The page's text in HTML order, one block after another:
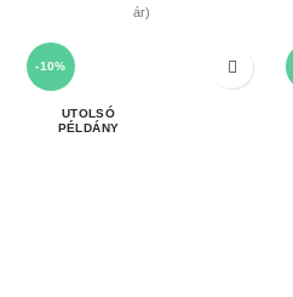
ár)
-10%